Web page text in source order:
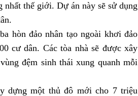
thế giới. Dự án này sẽ sử dụng
hòn đảo nhân tạo ngoài khơi đảo
cư dân. Các tòa nhà sẽ được xây
đệm sinh thái xung quanh mỗi
dựng một thủ đô mới cho 7 triệu